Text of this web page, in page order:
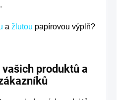
a žlutou papírovou výplň?
produktů a